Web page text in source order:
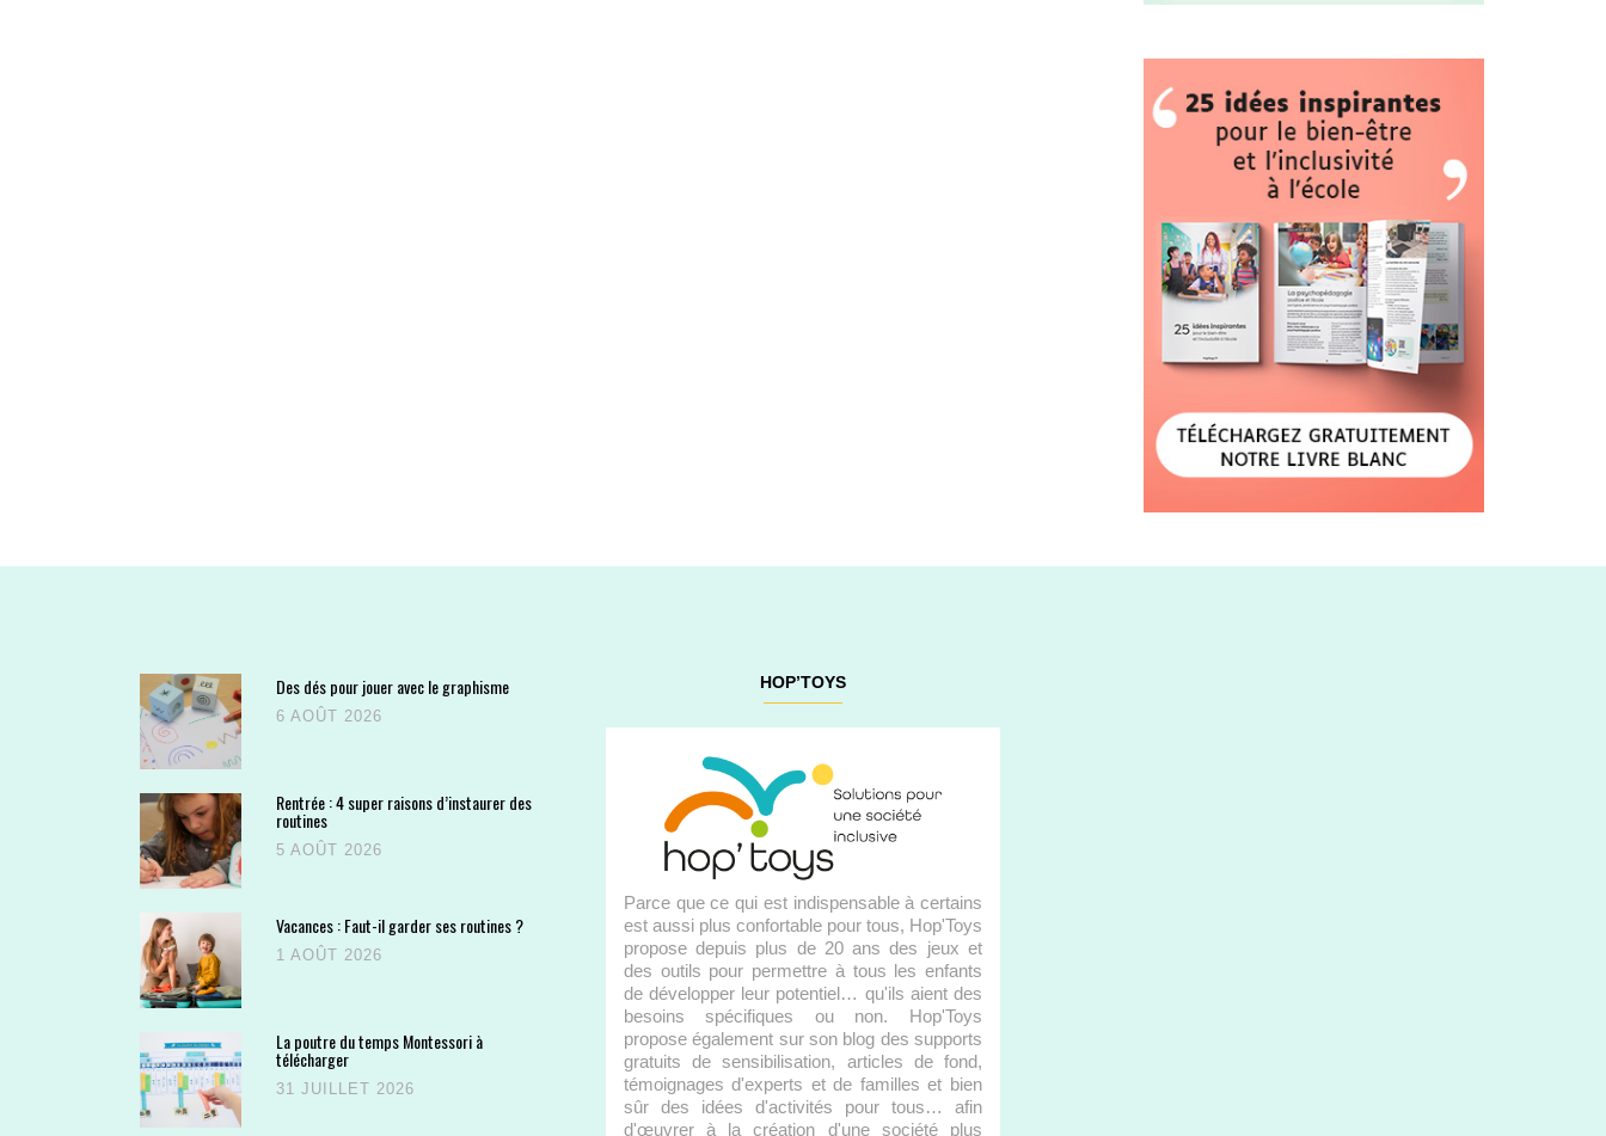
Des dés pour jouer avec le graphisme
6 AOÛT 2026
Rentrée : 4 super raisons d’instaurer des
routines
5 AOÛT 2026
Vacances : Faut-il garder ses routines ?
1 AOÛT 2026
La poutre du temps Montessori à
télécharger
31 JUILLET 2026
HOP’TOYS
Parce que ce qui est indispensable à certains
est aussi plus confortable pour tous, Hop'Toys
propose depuis plus de 20 ans des jeux et
des outils pour permettre à tous les enfants
de développer leur potentiel… qu'ils aient des
besoins spécifiques ou non. Hop'Toys
propose également sur son blog des supports
gratuits de sensibilisation, articles de fond,
témoignages d'experts et de familles et bien
sûr des idées d'activités pour tous… afin
d'œuvrer à la création d'une société plus